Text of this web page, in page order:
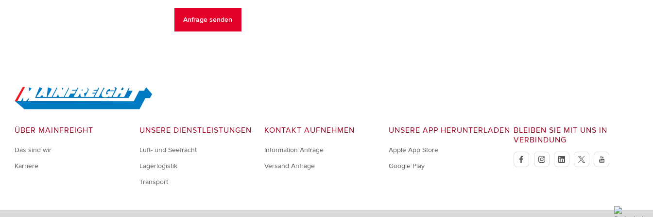
Go to Home
ÜBER MAINFREIGHT
Das sind wir
Karriere
UNSERE DIENSTLEISTUNGEN
Luft- und Seefracht
Lagerlogistik
Transport
KONTAKT AUFNEHMEN
Information Anfrage
Versand Anfrage
UNSERE APP HERUNTERLADEN
Apple App Store
Google Play
BLEIBEN SIE MIT UNS IN
VERBINDUNG
facebookinstagramlinkedintwitteryoutube